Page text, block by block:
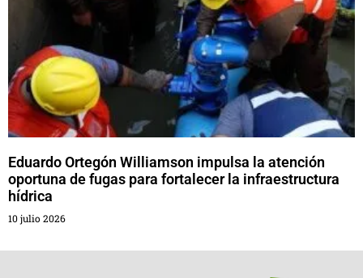
Eduardo Ortegón Williamson impulsa la atención
oportuna de fugas para fortalecer la infraestructura
hídrica
10 julio 2026